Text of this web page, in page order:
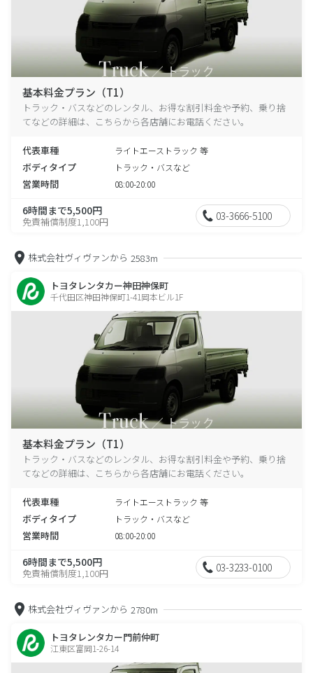
基本料金プラン（T1）
トラック・バスなどのレンタル、お得な割引料金や予約、乗り捨
てなどの詳細は、こちらから各店舗にお電話ください。
代表車種 ライトエーストラック 等
ボディタイプ トラック・バスなど
営業時間 08:00-20:00
6時間まで5,500円
免責補償制度1,100円 03-3666-5100
株式会社ヴィヴァンから 2583m
トヨタレンタカー神田神保町
千代田区神田神保町1-41岡本ビル1F
基本料金プラン（T1）
トラック・バスなどのレンタル、お得な割引料金や予約、乗り捨
てなどの詳細は、こちらから各店舗にお電話ください。
代表車種 ライトエーストラック 等
ボディタイプ トラック・バスなど
営業時間 08:00-20:00
6時間まで5,500円
免責補償制度1,100円 03-3233-0100
株式会社ヴィヴァンから 2780m
トヨタレンタカー門前仲町
江東区富岡1-26-14